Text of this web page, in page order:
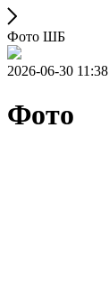
Фото ШБ
2026-06-30 11:38
Фото